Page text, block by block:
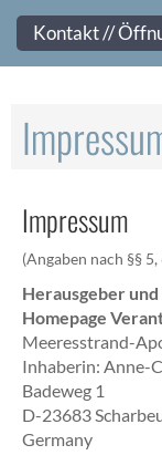
Kontakt
Impressum
(Angaben nach §§
Herausgeber
Homepage
Meeresstrand-
Inhaberin: Anne-
Badeweg 1
D-23683
Germany
Kontakt //